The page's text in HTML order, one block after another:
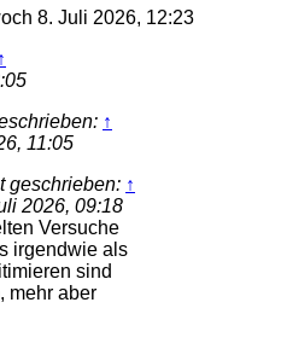
8. Juli 2026, 12:23
↑
↑
11:05
geschrieben: ↑
2026, 09:18
Versuche
irgendwie als
sind
mehr aber